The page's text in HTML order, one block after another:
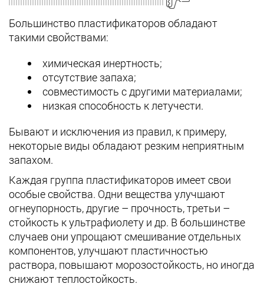
Большинство пластификаторов обладают
такими свойствами:
химическая инертность;
отсутствие запаха;
совместимость с другими материалами;
низкая способность к летучести.
Бывают и исключения из правил, к примеру,
некоторые виды обладают резким неприятным
запахом.
Каждая группа пластификаторов имеет свои
особые свойства. Одни вещества улучшают
огнеупорность, другие – прочность, третьи –
стойкость к ультрафиолету и др. В большинстве
случаев они упрощают смешивание отдельных
компонентов, улучшают пластичностью
раствора, повышают морозостойкость, но иногда
снижают теплостойкость.